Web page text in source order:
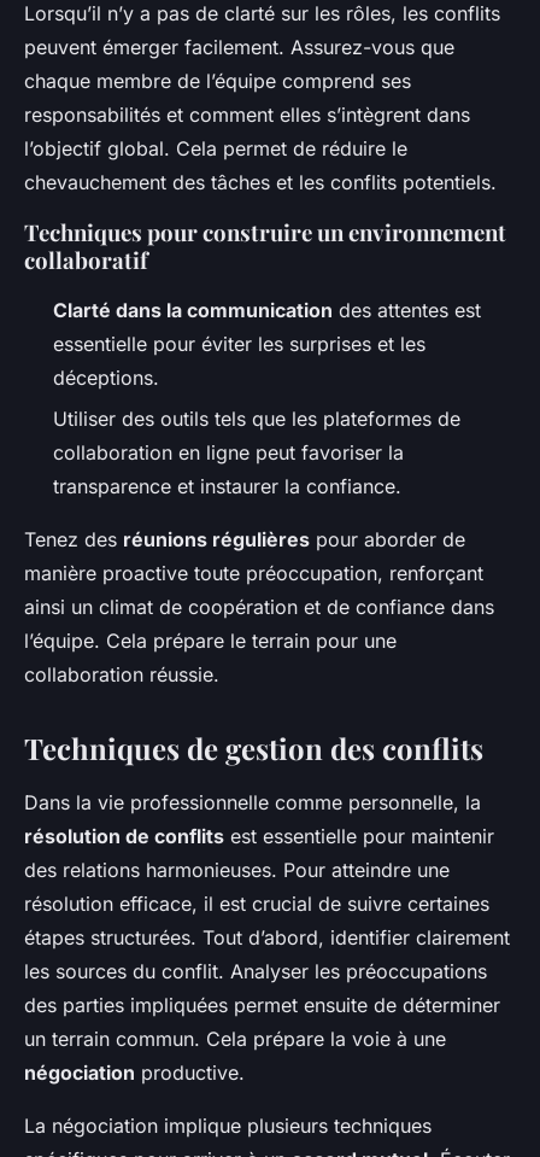
Lorsqu’il n’y a pas de clarté sur les rôles, les conflits
peuvent émerger facilement. Assurez-vous que
chaque membre de l’équipe comprend ses
responsabilités et comment elles s’intègrent dans
l’objectif global. Cela permet de réduire le
chevauchement des tâches et les conflits potentiels.
Techniques pour construire un environnement
collaboratif
Clarté dans la communication des attentes est
essentielle pour éviter les surprises et les
déceptions.
Utiliser des outils tels que les plateformes de
collaboration en ligne peut favoriser la
transparence et instaurer la confiance.
Tenez des réunions régulières pour aborder de
manière proactive toute préoccupation, renforçant
ainsi un climat de coopération et de confiance dans
l’équipe. Cela prépare le terrain pour une
collaboration réussie.
Techniques de gestion des conflits
Dans la vie professionnelle comme personnelle, la
résolution de conflits est essentielle pour maintenir
des relations harmonieuses. Pour atteindre une
résolution efficace, il est crucial de suivre certaines
étapes structurées. Tout d’abord, identifier clairement
les sources du conflit. Analyser les préoccupations
des parties impliquées permet ensuite de déterminer
un terrain commun. Cela prépare la voie à une
négociation productive.
La négociation implique plusieurs techniques